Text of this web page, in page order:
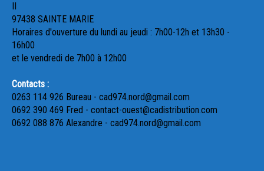
II
97438 SAINTE MARIE
Horaires d'ouverture du lundi au jeudi : 7h00-12h et 13h30 -
16h00
et le vendredi de 7h00 à 12h00
Contacts :
0263 114 926 Bureau - cad974.nord@gmail.com
0692 390 469 Fred - contact-ouest@cadistribution.com
0692 088 876 Alexandre - cad974.nord@gmail.com